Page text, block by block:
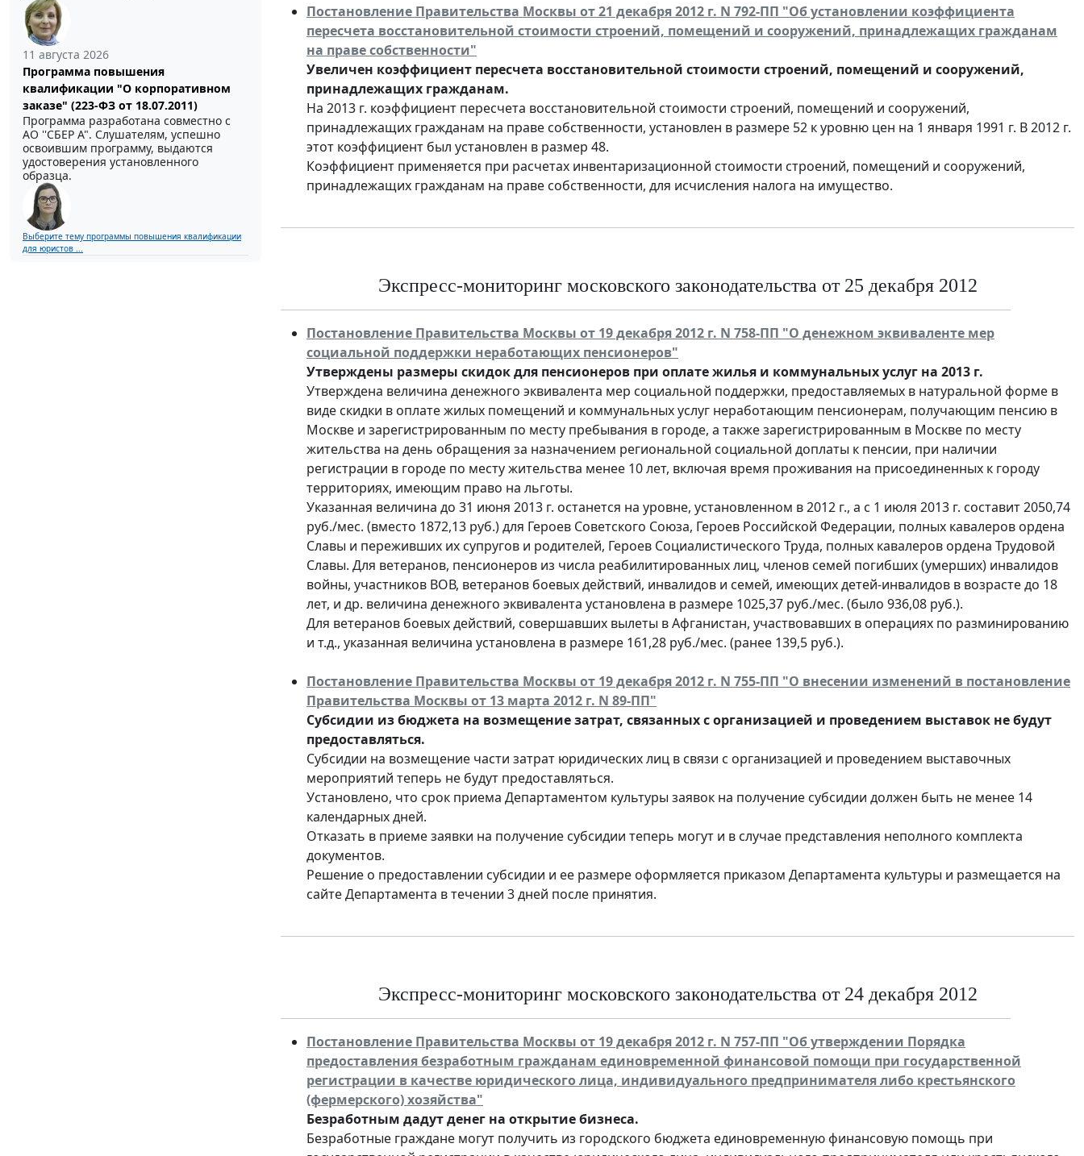
11 августа 2026
Программа повышения
квалификации "О корпоративном
заказе" (223-ФЗ от 18.07.2011)
Программа разработана совместно с
АО ''СБЕР А". Слушателям, успешно
освоившим программу, выдаются
удостоверения установленного
образца.
Выберите тему программы повышения квалификации
для юристов ...
Постановление Правительства Москвы от 21 декабря 2012 г. N 792-ПП "Об установлении коэффициента
пересчета восстановительной стоимости строений, помещений и сооружений, принадлежащих гражданам
на праве собственности"
Увеличен коэффициент пересчета восстановительной стоимости строений, помещений и сооружений,
принадлежащих гражданам.
На 2013 г. коэффициент пересчета восстановительной стоимости строений, помещений и сооружений,
принадлежащих гражданам на праве собственности, установлен в размере 52 к уровню цен на 1 января 1991 г. В 2012 г.
этот коэффициент был установлен в размер 48.
Коэффициент применяется при расчетах инвентаризационной стоимости строений, помещений и сооружений,
принадлежащих гражданам на праве собственности, для исчисления налога на имущество.
Экспресс-мониторинг московского законодательства от 25 декабря 2012
Постановление Правительства Москвы от 19 декабря 2012 г. N 758-ПП "О денежном эквиваленте мер
социальной поддержки неработающих пенсионеров"
Утверждены размеры скидок для пенсионеров при оплате жилья и коммунальных услуг на 2013 г.
Утверждена величина денежного эквивалента мер социальной поддержки, предоставляемых в натуральной форме в
виде скидки в оплате жилых помещений и коммунальных услуг неработающим пенсионерам, получающим пенсию в
Москве и зарегистрированным по месту пребывания в городе, а также зарегистрированным в Москве по месту
жительства на день обращения за назначением региональной социальной доплаты к пенсии, при наличии
регистрации в городе по месту жительства менее 10 лет, включая время проживания на присоединенных к городу
территориях, имеющим право на льготы.
Указанная величина до 31 июня 2013 г. останется на уровне, установленном в 2012 г., а с 1 июля 2013 г. составит 2050,74
руб./мес. (вместо 1872,13 руб.) для Героев Советского Союза, Героев Российской Федерации, полных кавалеров ордена
Славы и переживших их супругов и родителей, Героев Социалистического Труда, полных кавалеров ордена Трудовой
Славы. Для ветеранов, пенсионеров из числа реабилитированных лиц, членов семей погибших (умерших) инвалидов
войны, участников ВОВ, ветеранов боевых действий, инвалидов и семей, имеющих детей-инвалидов в возрасте до 18
лет, и др. величина денежного эквивалента установлена в размере 1025,37 руб./мес. (было 936,08 руб.).
Для ветеранов боевых действий, совершавших вылеты в Афганистан, участвовавших в операциях по разминированию
и т.д., указанная величина установлена в размере 161,28 руб./мес. (ранее 139,5 руб.).
Постановление Правительства Москвы от 19 декабря 2012 г. N 755-ПП "О внесении изменений в постановление
Правительства Москвы от 13 марта 2012 г. N 89-ПП"
Субсидии из бюджета на возмещение затрат, связанных с организацией и проведением выставок не будут
предоставляться.
Субсидии на возмещение части затрат юридических лиц в связи с организацией и проведением выставочных
мероприятий теперь не будут предоставляться.
Установлено, что срок приема Департаментом культуры заявок на получение субсидии должен быть не менее 14
календарных дней.
Отказать в приеме заявки на получение субсидии теперь могут и в случае представления неполного комплекта
документов.
Решение о предоставлении субсидии и ее размере оформляется приказом Департамента культуры и размещается на
сайте Департамента в течении 3 дней после принятия.
Экспресс-мониторинг московского законодательства от 24 декабря 2012
Постановление Правительства Москвы от 19 декабря 2012 г. N 757-ПП "Об утверждении Порядка
предоставления безработным гражданам единовременной финансовой помощи при государственной
регистрации в качестве юридического лица, индивидуального предпринимателя либо крестьянского
(фермерского) хозяйства"
Безработным дадут денег на открытие бизнеса.
Безработные граждане могут получить из городского бюджета единовременную финансовую помощь при